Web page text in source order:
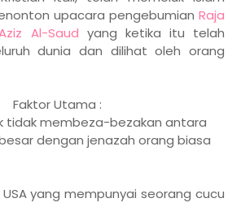
upacara pengebumian Raja
Al-Saud yang ketika itu telah
dunia dan dilihat oleh orang
Faktor Utama :
tidak membeza-bezakan antara
dengan jenazah orang biasa
yang mempunyai seorang cucu